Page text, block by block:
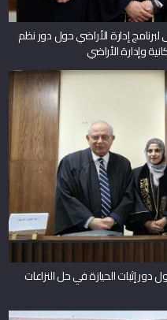
إدارة الأراضي حول دور نظم
وإدارة الأراضي
دور إثبات الحيازة في حل النزاعات